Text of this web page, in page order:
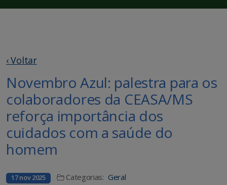
‹ Voltar
Novembro Azul: palestra para os
colaboradores da CEASA/MS
reforça importância dos
cuidados com a saúde do
homem
17 nov 2025 Categorias: Geral